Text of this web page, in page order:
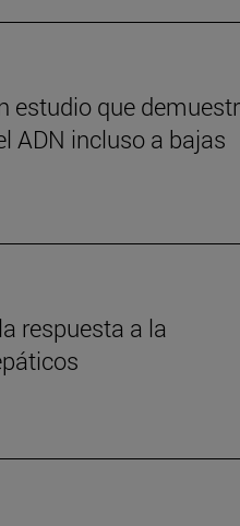
estudio que
ADN incluso a bajas
respuesta a la